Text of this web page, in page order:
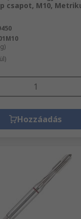
csapot, M10,
Hozzáadás